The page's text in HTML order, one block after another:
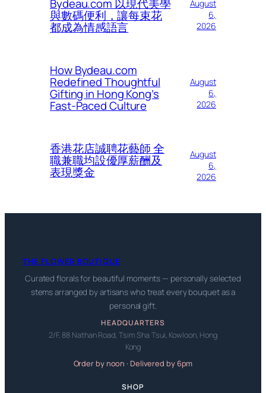
Bydeau.com 以現代美學
與數碼便利，讓每束花
都成為情感語言
August
6,
2026
How Bydeau.com
Redefined Thoughtful
Gifting in Hong Kong’s
Fast-Paced Culture
August
6,
2026
香港花店誠聘花藝師 全
職兼職均設優厚薪酬及
表現獎金
August
6,
2026
THE FLOWER BOUTIQUE
Curated florals for beautiful moments — personally selected
stems arranged by artisans who treat every bouquet as a
personal gift.
HEADQUARTERS
2/F, 88 Nathan Road, Tsim Sha Tsui, Kowloon, Hong
Kong
Order by noon · Delivered by 6pm
SHOP